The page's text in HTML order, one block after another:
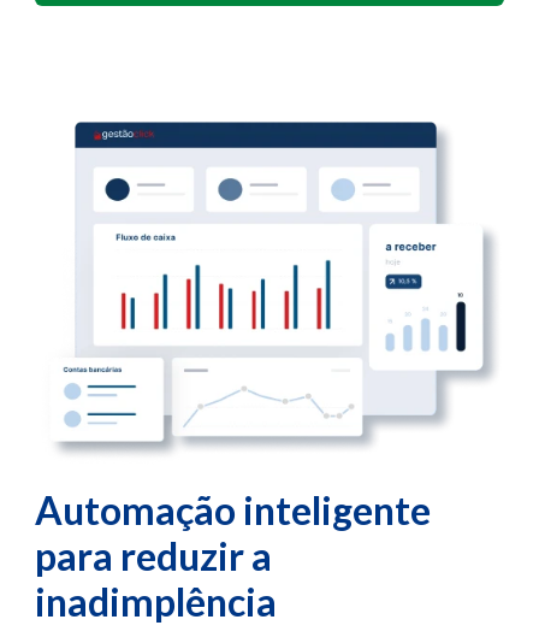
Automação inteligente
para reduzir a
inadimplência